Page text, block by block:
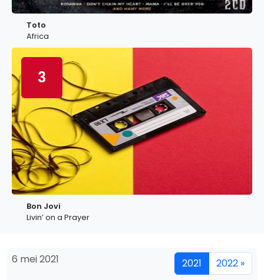
Toto
Africa
3
Bon Jovi
Livin’ on a Prayer
6 mei 2021 2021 2022 »